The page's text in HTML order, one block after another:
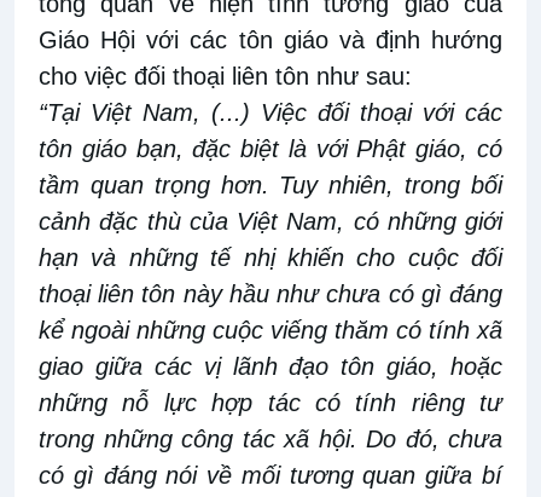
Giáo Hội với các tôn giáo và định hướng
cho việc đối thoại liên tôn như sau:
“Tại Việt Nam, (...) Việc đối thoại với các
tôn giáo bạn, đặc biệt là với Phật giáo, có
tầm quan trọng hơn. Tuy nhiên, trong bối
cảnh đặc thù của Việt Nam, có những giới
hạn và những tế nhị khiến cho cuộc đối
thoại liên tôn này hầu như chưa có gì đáng
kể ngoài những cuộc viếng thăm có tính xã
giao giữa các vị lãnh đạo tôn giáo, hoặc
những nỗ lực hợp tác có tính riêng tư
trong những công tác xã hội. Do đó, chưa
có gì đáng nói về mối tương quan giữa bí